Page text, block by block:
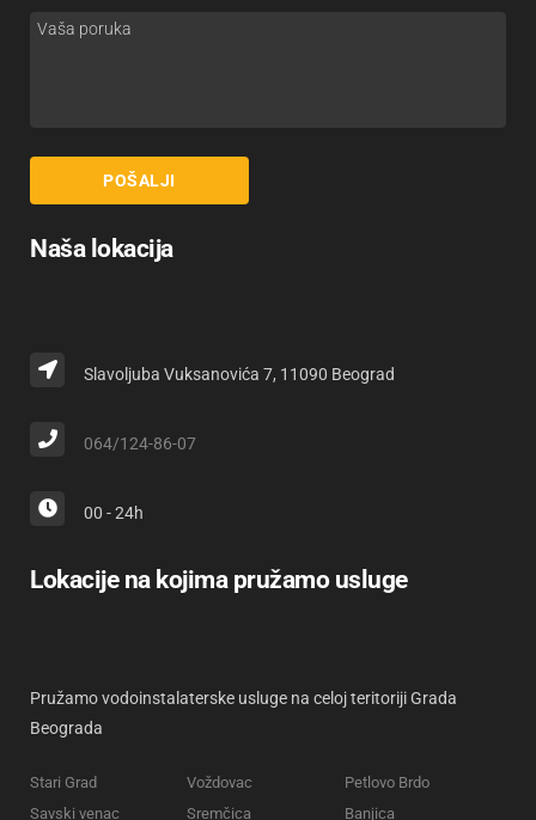
Naša lokacija
Slavoljuba Vuksanovića 7, 11090 Beograd
064/124-86-07
00 - 24h
Lokacije na kojima pružamo usluge
Pružamo vodoinstalaterske usluge na celoj teritoriji Grada
Beograda
Stari Grad
Savski venac
Voždovac
Sremčica
Petlovo Brdo
Banjica